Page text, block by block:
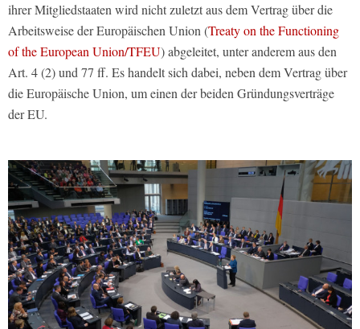
ihrer Mitgliedstaaten wird nicht zuletzt aus dem Vertrag über die
Arbeitsweise der Europäischen Union (Treaty on the Functioning
of the European Union/TFEU) abgeleitet, unter anderem aus den
Art. 4 (2) und 77 ff. Es handelt sich dabei, neben dem Vertrag über
die Europäische Union, um einen der beiden Gründungsverträge
der EU.